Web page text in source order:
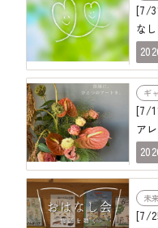
[7/
な
～
ギ
[7/
ア
未
[7/